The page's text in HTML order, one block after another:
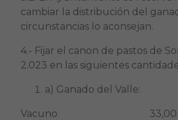
cambiar la distribución del
circunstancias lo aconsejan.
4.- Fijar el canon de pastos de
2.023 en las siguientes
a) Ganado del Valle:
Vacuno 33,00